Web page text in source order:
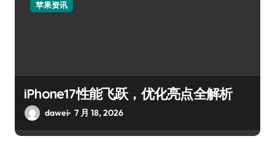
苹果资讯
iPhone17性能飞跃，优化亮点全解析
dawei 7 月 18, 2026